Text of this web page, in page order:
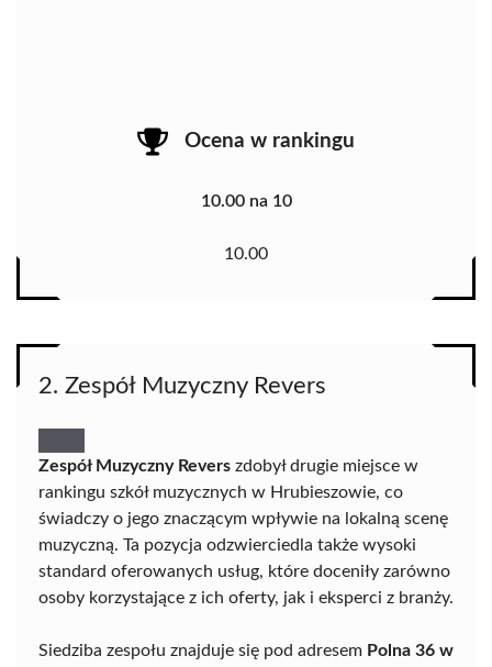
Ocena w rankingu
10.00 na 10
10.00
2. Zespół Muzyczny Revers
Zespół Muzyczny Revers zdobył drugie miejsce w
rankingu szkół muzycznych w Hrubieszowie, co
świadczy o jego znaczącym wpływie na lokalną scenę
muzyczną. Ta pozycja odzwierciedla także wysoki
standard oferowanych usług, które doceniły zarówno
osoby korzystające z ich oferty, jak i eksperci z branży.
Siedziba zespołu znajduje się pod adresem Polna 36 w